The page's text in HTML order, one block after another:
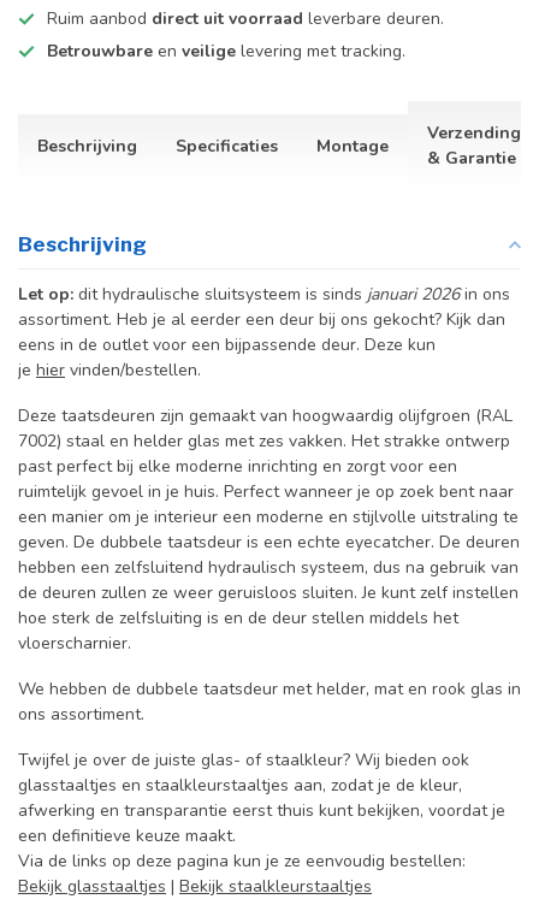
Ruim aanbod direct uit voorraad leverbare deuren.
Betrouwbare en veilige levering met tracking.
Beschrijving Specificaties Montage
Verzending
& Garantie
Beschrijving
Let op: dit hydraulische sluitsysteem is sinds januari 2026in ons
assortiment. Heb je al eerder een deur bij ons gekocht? Kijk dan
eens in de outlet voor een bijpassende deur. Deze kun
je hier vinden/bestellen.
Deze taatsdeuren zijn gemaakt van hoogwaardig olijfgroen (RAL
7002) staal en helder glas met zes vakken. Het strakke ontwerp
past perfect bij elke moderne inrichting en zorgt voor een
ruimtelijk gevoel in je huis. Perfect wanneer je op zoek bent naar
een manier om je interieur een moderne en stijlvolle uitstraling te
geven. De dubbele taatsdeur is een echte eyecatcher. De deuren
hebben een zelfsluitend hydraulisch systeem, dus na gebruik van
de deuren zullen ze weer geruisloos sluiten. Je kunt zelf instellen
hoe sterk de zelfsluiting is en de deur stellen middels het
vloerscharnier.
We hebben de dubbele taatsdeur met helder, mat en rook glas in
ons assortiment.
Twijfel je over de juiste glas- of staalkleur? Wij bieden ook
glasstaaltjes en staalkleurstaaltjes aan, zodat je de kleur,
afwerking en transparantie eerst thuis kunt bekijken, voordat je
een definitieve keuze maakt.
Via de links op deze pagina kun je ze eenvoudig bestellen:
Bekijk glasstaaltjes | Bekijk staalkleurstaaltjes